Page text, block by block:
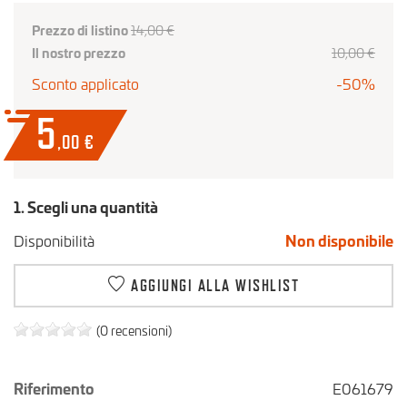
(0 recensioni)
Riferimento
E061679
Prezzo di listino14,00 €
Il nostro prezzo
10,00 €
Sconto applicato -50%
5,00 €
1. Scegli una quantità
Disponibilità
Non disponibile
AGGIUNGI ALLA WISHLIST